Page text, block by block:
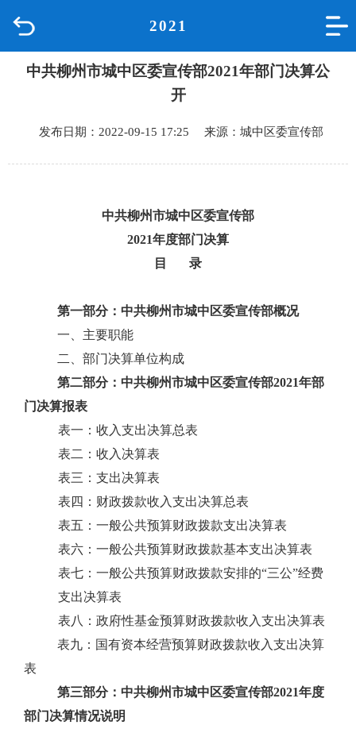
2021
品质城中
政府信息公开
中共柳州市城中区委宣传部2021年部门决算公
开
发布日期：2022-09-15 17:25 来源：城中区委宣传部
中共柳州市城中区委宣传部
2021年度部门决算
目 录
第一部分：中共柳州市城中区委宣传部概况
一、主要职能
二、部门决算单位构成
第二部分： 中共柳州市城中区委宣传部2021年部
门决算报表
表一：收入支出决算总表
表二：收入决算表
表三：支出决算表
表四：财政拨款收入支出决算总表
表五：一般公共预算财政拨款支出决算表
表六：一般公共预算财政拨款基本支出决算表
表七：一般公共预算财政拨款安排的“三公”经费
支出决算表
表八：政府性基金预算财政拨款收入支出决算表
表九：国有资本经营预算财政拨款收入支出决算
表
第三部分： 中共柳州市城中区委宣传部2021年度
部门决算情况说明